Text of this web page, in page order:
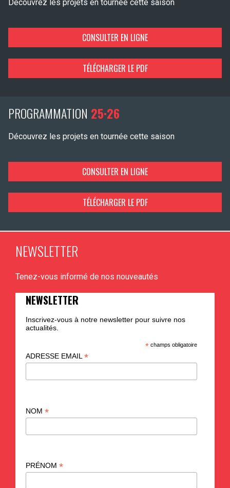
Découvrez les projets en tournée cette saison
CONSULTER EN LIGNE
TÉLÉCHARGER LE PDF
PROGRAMMATION 25·26
Découvrez les projets en tournée cette saison
CONSULTER EN LIGNE
TÉLÉCHARGER LE PDF
NEWSLETTER
Tenez-vous informé de nos nouveautés
NEWSLETTER
Inscrivez-vous à notre newsletter pour suivre nos
actualités.
* champs obligatoire
ADRESSE EMAIL*
NOM *
PRÉNOM *